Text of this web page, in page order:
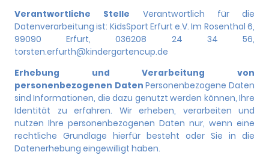
Verantwortliche Stelle Verantwortlich für die
Datenverarbeitung ist: KidsSport Erfurt e.V. Im Rosenthal 6,
99090 Erfurt, 036208 24 34 56,
torsten.erfurth@kindergartencup.de
Erhebung und Verarbeitung von
personenbezogenen Daten Personenbezogene Daten
sind Informationen, die dazu genutzt werden können, Ihre
Identität zu erfahren. Wir erheben, verarbeiten und
nutzen Ihre personenbezogenen Daten nur, wenn eine
rechtliche Grundlage hierfür besteht oder Sie in die
Datenerhebung eingewilligt haben.